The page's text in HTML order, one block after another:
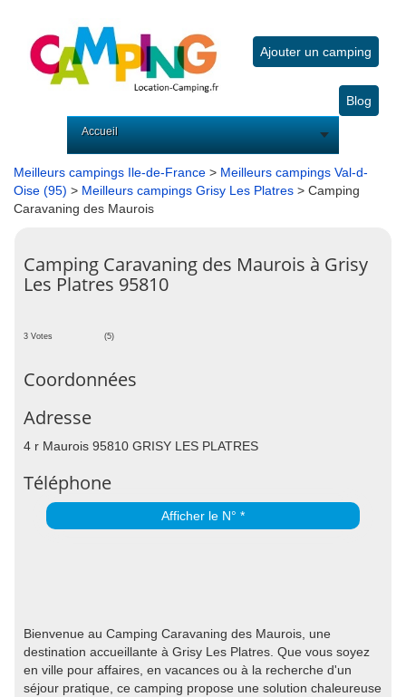
Ajouter un camping
Blog
Accueil
Meilleurs campings Ile-de-France > Meilleurs campings Val-d-
Oise (95) > Meilleurs campings Grisy Les Platres > Camping
Caravaning des Maurois
Camping Caravaning des Maurois à Grisy
Les Platres 95810
3 Votes (5)
Coordonnées
Adresse
4 r Maurois 95810 GRISY LES PLATRES
Téléphone
Afficher le N° *
Bienvenue au Camping Caravaning des Maurois, une
destination accueillante à Grisy Les Platres. Que vous soyez
en ville pour affaires, en vacances ou à la recherche d'un
séjour pratique, ce camping propose une solution chaleureuse